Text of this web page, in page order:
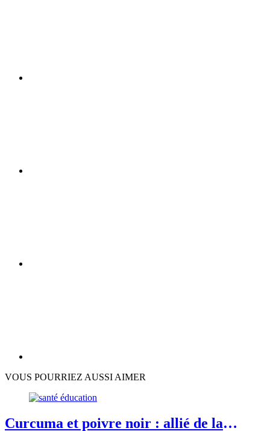
VOUS POURRIEZ AUSSI AIMER
Curcuma et poivre noir : allié de la